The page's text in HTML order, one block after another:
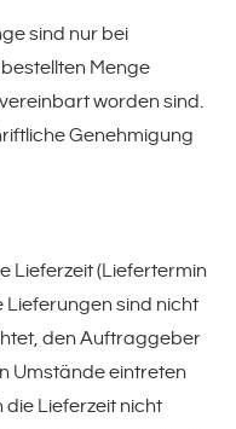
sind nur bei
Menge
worden sind.
Genehmigung
Lieferzeit (Liefertermin
Lieferungen sind nicht
den Auftraggeber
Umstände eintreten
Lieferzeit nicht